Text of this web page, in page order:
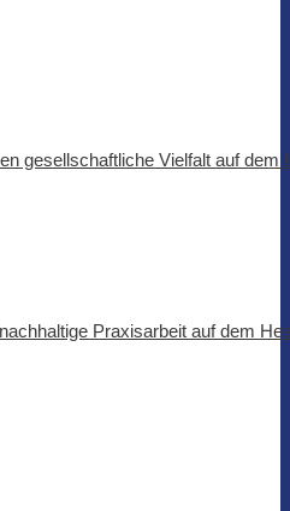
gesellschaftliche Vielfalt auf dem
Praxisarbeit auf dem